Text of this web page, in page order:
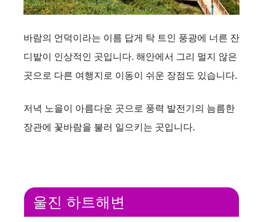
바람의 언덕이라는 이름 답게 탁 트인 풍광에 너른 잔
디밭이 인상적인 곳입니다. 해안에서 그리 멀지 않은
곳으로 다른 여행지로 이동이 쉬운 장점도 있습니다.
저녁 노을이 아름다운 곳으로 풍력 발전기의 늠름한
장관에 꽃바람을 불러 일으키는 곳입니다.
울진 하트해변